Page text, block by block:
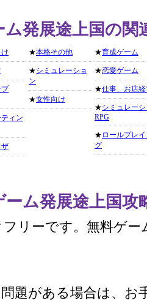
発展途上国の関
ィン
★本格その他
★シミュレーショ
ン
★女性向け
★育成ゲーム
★恋愛ゲーム
★仕事、お店
★シミュレー
RPG
★ ロールプレ
グ
ム発展途上国攻
リーです。無料ゲー
題がある場合は、お